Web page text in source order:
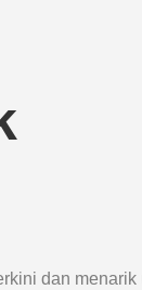
dan menarik